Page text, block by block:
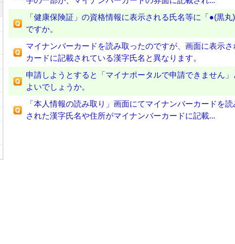
「健康保険証」の資格情報に表示される氏名等に「●(黒
ですか。
マイナンバーカードを読み取ったのですが、画面に表示
カードに記載されている漢字氏名と異なります。
申請しようとすると「マイナポータルで申請できません
よいでしょうか。
「本人情報の読み取り」画面にてマイナンバーカードを
された漢字氏名や住所がマイナンバーカードに記載...